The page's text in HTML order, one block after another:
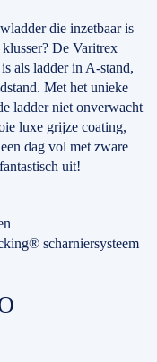
die inzetbaar is
De Varitrex
als ladder in A-stand,
Met het unieke
ladder niet onverwacht
luxe grijze coating,
dag vol met zware
uit!
scharniersysteem